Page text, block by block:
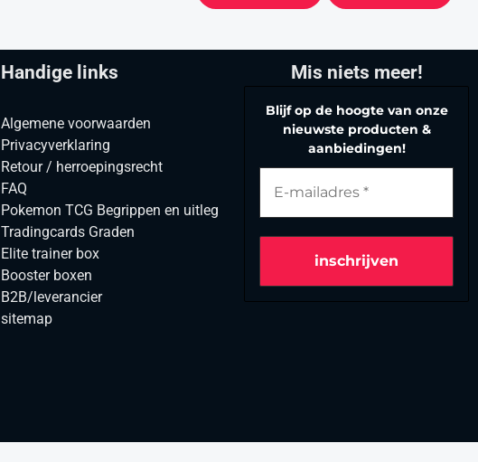
Handige links
Algemene voorwaarden
Privacyverklaring
Retour / herroepingsrecht
FAQ
Pokemon TCG Begrippen en uitleg
Tradingcards Graden
Elite trainer box
Booster boxen
B2B/leverancier
sitemap
Mis niets meer!
Blijf op de hoogte van onze
nieuwste producten &
aanbiedingen!